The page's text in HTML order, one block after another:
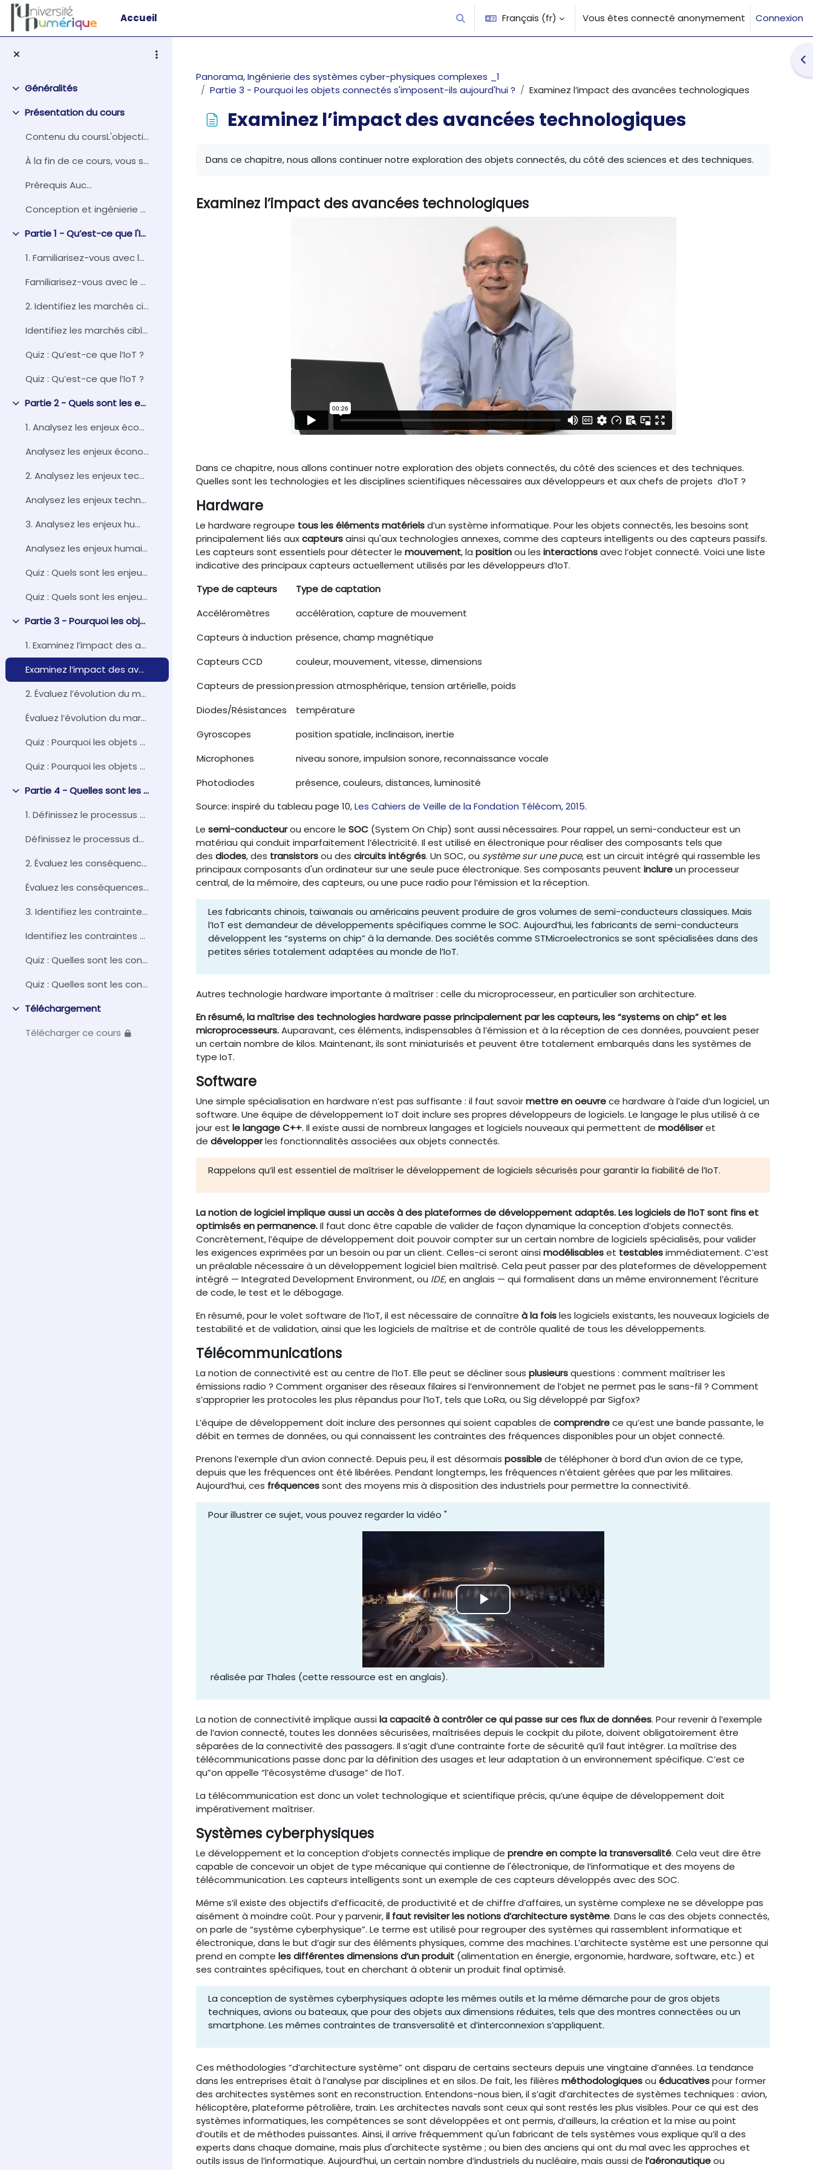
Passer au contenu principal
Accueil
Activer/désactiver la saisie de recherche
Français ‎(fr)‎ Vous êtes connecté anonymement Connexion
Replier
Généralités
Replier
Présentation du cours
Contenu du coursL'objectif principal de ce co...
À la fin de ce cours, vous serez...
Prérequis Auc...
Conception et ingénierie pédagogique : Georges ...
Replier
Partie 1 - Qu’est-ce que l'IoT ?
1. Familiarisez-vous avec le vocabulaire de l’IoT
Familiarisez-vous avec le vocabulaire de l’IoT
2. Identifiez les marchés cibles
Identifiez les marchés cibles
Quiz : Qu’est-ce que l’IoT ?
Quiz : Qu’est-ce que l’IoT ?
Replier
Partie 2 - Quels sont les enjeux de l’IoT ?
1. Analysez les enjeux économiques
Analysez les enjeux économiques
2. Analysez les enjeux technologiques
Analysez les enjeux technologiques
3. Analysez les enjeux humains et sociétaux
Analysez les enjeux humains et sociétaux
Quiz : Quels sont les enjeux de l’IoT ?
Quiz : Quels sont les enjeux de l’IoT ?
Replier
Partie 3 - Pourquoi les objets connectés s'imposent-ils aujourd'hui ?
1. Examinez l’impact des avancées technologiques
Examinez l’impact des avancées technologiques
2. Évaluez l’évolution du marché mondial
Évaluez l’évolution du marché mondial
Quiz : Pourquoi les objets connectés s'imposent-il...
Quiz : Pourquoi les objets connectés s'imposent-ils aujourd'hui ?
Replier
Partie 4 - Quelles sont les conséquences méthodologiques et organisationnelles liées à l'IoT ?
1. Définissez le processus de développement d’un p...
Définissez le processus de développement d’un produit IoT
2. Évaluez les conséquences organisationnelles du ...
Évaluez les conséquences organisationnelles du développement d'un produit IoT
3. Identifiez les contraintes et limites technolog...
Identifiez les contraintes et limites technologiques d'un IoT
Quiz : Quelles sont les conséquences méthodologiqu...
Quiz : Quelles sont les conséquences méthodologiques et organisationnelles liées à l'IoT ?
Replier
Téléchargement
Télécharger ce cours
Panorama, Ingénierie des systèmes cyber-physiques complexes _1
Partie 3 - Pourquoi les objets connectés s'imposent-ils aujourd'hui ?
Examinez l’impact des avancées technologiques
Examinez l’impact des avancées technologiques
Dans ce chapitre, nous allons continuer notre exploration des objets connectés, du côté des sciences et des techniques.
Examinez l’impact des avancées technologiques
Dans ce chapitre, nous allons continuer notre exploration des objets connectés, du côté des sciences et des techniques.
Quelles sont les technologies et les disciplines scientifiques nécessaires aux développeurs et aux chefs de projets d’IoT ?
Hardware
Le hardware regroupe tous les éléments matérielsd’un système informatique. Pour les objets connectés, les besoins sont
principalement liés auxcapteursainsi qu'aux technologies annexes, comme des capteurs intelligents ou des capteurs passifs.
Les capteurs sont essentiels pour détecter le mouvement, la positionou les interactionsavec l’objet connecté. Voici une liste
indicative des principaux capteurs actuellement utilisés par les développeurs d’IoT.
Type de capteurs
Type de captation
Accéléromètres
accélération, capture de mouvement
Capteurs à induction présence, champ magnétique
Capteurs CCD
couleur, mouvement, vitesse, dimensions
Capteurs de pressionpression atmosphérique, tension artérielle, poids
Diodes/Résistances
température
Gyroscopes
position spatiale, inclinaison, inertie
Microphones
niveau sonore, impulsion sonore, reconnaissance vocale
Photodiodes
présence, couleurs, distances, luminosité
Source: inspiré du tableau page 10,Les Cahiers de Veille de la Fondation Télécom, 2015.
Le semi-conducteurou encore le SOC (System On Chip) sont aussi nécessaires. Pour rappel, un semi-conducteur est un
matériau qui conduit imparfaitement l’électricité. Il est utilisé en électronique pour réaliser des composants tels que
des diodes, des transistorsou des circuitsintégrés. Un SOC, ou système sur une puce, est un circuit intégré qui rassemble les
principaux composants d'un ordinateur sur une seule puce électronique. Ses composants peuvent inclureun processeur
central, de la mémoire, des capteurs, ou une puce radio pour l’émission et la réception.
Les fabricants chinois, taïwanais ou américains peuvent produire de gros volumes de semi-conducteurs classiques. Mais
l’IoT est demandeur de développements spécifiques comme le SOC. Aujourd’hui, les fabricants de semi-conducteurs
développent les “systems on chip” à la demande. Des sociétés comme STMicroelectronics se sont spécialisées dans des
petites séries totalement adaptées au monde de l’IoT.
Autres technologie hardware importante à maîtriser : celle du microprocesseur, en particulier son architecture.
En résumé, la maîtrise des technologies hardware passe principalement par les capteurs, les “systems on chip” et les
microprocesseurs.Auparavant, ces éléments, indispensables à l’émission et à la réception de ces données, pouvaient peser
un certain nombre de kilos. Maintenant, ils sont miniaturisés et peuvent être totalement embarqués dans les systèmes de
type IoT.
Software
Une simple spécialisation en hardware n’est pas suffisante : il faut savoirmettre en oeuvrece hardware à l’aide d’un logiciel, un
software. Une équipe de développement IoT doit inclure ses propres développeurs de logiciels. Le langage le plus utilisé à ce
jour est le langage C++. Il existe aussi de nombreux langages et logiciels nouveaux qui permettent de modéliseret
de développerles fonctionnalités associées aux objets connectés.
Rappelons qu’il est essentiel de maîtriser le développement de logiciels sécurisés pour garantir la fiabilité de l’IoT.
La notion de logiciel implique aussi un accès à des plateformes de développement adaptés. Les logiciels de l’IoT sont fins et
optimisés en permanence.Il faut donc être capable de valider de façon dynamique la conception d’objets connectés.
Concrètement, l’équipe de développement doit pouvoir compter sur un certain nombre de logiciels spécialisés, pour valider
les exigences exprimées par un besoin ou par un client. Celles-ci seront ainsimodélisableset testablesimmédiatement. C’est
un préalable nécessaire à un développement logiciel bien maîtrisé. Cela peut passer par des plateformes de développement
intégré — Integrated Development Environment, ou IDE, en anglais — qui formalisent dans un même environnement l’écriture
de code, le test et le débogage.
En résumé, pour le volet software de l’IoT, il est nécessaire de connaître à la foisles logiciels existants, les nouveaux logiciels de
testabilité et de validation, ainsi que les logiciels de maîtrise et de contrôle qualité de tous les développements.
Télécommunications
La notion de connectivité est au centre de l’IoT. Elle peut se décliner sous plusieursquestions : comment maîtriser les
émissions radio ? Comment organiser des réseaux filaires si l’environnement de l’objet ne permet pas le sans-fil ? Comment
s’approprier les protocoles les plus répandus pour l’IoT, tels que LoRa, ou Sig développé par Sigfox?
L’équipe de développement doit inclure des personnes qui soient capables de comprendrece qu’est une bande passante, le
débit en termes de données, ou qui connaissent les contraintes des fréquences disponibles pour un objet connecté.
Prenons l’exemple d’un avion connecté. Depuis peu, il est désormais possiblede téléphoner à bord d’un avion de ce type,
depuis que les fréquences ont été libérées. Pendant longtemps, les fréquences n’étaient gérées que par les militaires.
Aujourd’hui, ces fréquencessont des moyens mis à disposition des industriels pour permettre la connectivité.
Pour illustrer ce sujet, vous pouvez regarder la vidéo "
Lire
la
vidéo
réalisée par Thales (cette ressource est en anglais).
La notion de connectivité implique aussila capacité à contrôler ce qui passe sur ces flux de données. Pour revenir à l’exemple
de l’avion connecté, toutes les données sécurisées, maîtrisées depuis le cockpit du pilote, doivent obligatoirement être
séparées de la connectivité des passagers. Il s’agit d’une contrainte forte de sécurité qu’il faut intégrer. La maîtrise des
télécommunications passe donc par la définition des usages et leur adaptation à un environnement spécifique. C’est ce
qu”on appelle “l’écosystème d’usage” de l’IoT.
La télécommunication est donc un volet technologique et scientifique précis, qu’une équipe de développement doit
impérativement maîtriser.
Systèmes cyberphysiques
Le développement et la conception d’objets connectés implique de prendre en compte la transversalité. Cela veut dire être
capable de concevoir un objet de type mécanique qui contienne de l'électronique, de l’informatique et des moyens de
télécommunication. Les capteurs intelligents sont un exemple de ces capteurs développés avec des SOC.
Même s’il existe des objectifs d’efficacité, de productivité et de chiffre d’affaires, un système complexe ne se développe pas
aisément à moindre coût. Pour y parvenir,il faut revisiter les notions d’architecture système. Dans le cas des objets connectés,
on parle de “système cyberphysique”. Le terme est utilisé pour regrouper des systèmes qui rassemblent informatique et
électronique, dans le but d’agir sur des éléments physiques, comme des machines. L’architecte système est une personne qui
prend en compte les différentes dimensions d’un produit (alimentation en énergie, ergonomie, hardware, software, etc.) et
ses contraintes spécifiques, tout en cherchant à obtenir un produit final optimisé.
La conception de systèmes cyberphysiques adopte les mêmes outils et la même démarche pour de gros objets
techniques, avions ou bateaux, que pour des objets aux dimensions réduites, tels que des montres connectées ou un
smartphone. Les mêmes contraintes de transversalité et d’interconnexion s’appliquent.
Ces méthodologies “d’architecture système” ont disparu de certains secteurs depuis une vingtaine d’années. La tendance
dans les entreprises était à l’analyse par disciplines et en silos. De fait, les filières méthodologiquesou éducativespour former
des architectes systèmes sont en reconstruction. Entendons-nous bien, il s’agit d’architectes de systèmes techniques : avion,
hélicoptère, plateforme pétrolière, train. Les architectes navals sont ceux qui sont restés les plus visibles. Pour ce qui est des
systèmes informatiques, les compétences se sont développées et ont permis, d’ailleurs, la création et la mise au point
d’outils et de méthodes puissantes. Ainsi, il arrive fréquemment qu'un fabricant de tels systèmes vous explique qu’il a des
experts dans chaque domaine, mais plus d'architecte système ; ou bien des anciens qui ont du mal avec les approches et
outils issus de l’informatique. Aujourd’hui, un certain nombre d’industriels du nucléaire, mais aussi de l’aéronautiqueou